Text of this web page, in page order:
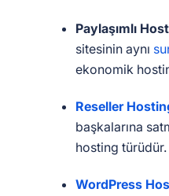
Paylaşımlı
sitesinin aynı
ekonomik
Reseller
başkalarına
hosting türüdür.
WordPress